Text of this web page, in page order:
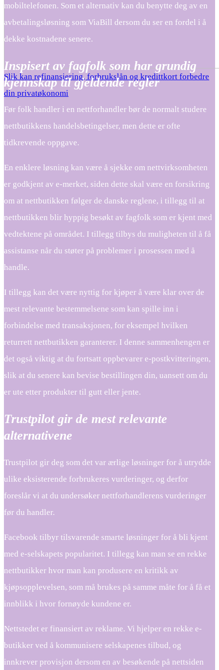
Slik kan refinansiering, forbrukslån og kredittkort forbedre
din privatøkonomi
mobiltelefonen. Som et alternativ kan du benytte deg av en
avbetalingsløsning som ViaBill dersom du ser en fordel i å
dekke kostnadene senere.
Inspisert av fagfolk som har grundig
kjennskap til gjeldende regler
Før folk handler i en nettforhandler bør de normalt studere
nettbutikkens handelsbetingelser, men dette er ofte
tidkrevende oppgave.
En enklere løsning kan være å sjekke om nettvirksomheten
er godkjent av e-merket, siden dette skal være en forsikring
om at nettbutikken følger de danske reglene, i tillegg til at
nettbutikken blir hyppig besøkt av fagfolk som er kjent med
vedtektene på området. I tillegg tilbys du muligheten til å få
assistanse når du støter på problemer i prosessen med å
handle.
I tillegg kan det være nyttig for kjøper å være klar over de
mest relevante bestemmelsene som kan spille inn i
forbindelse med transaksjonen, for eksempel hvilken
returrett nettbutikken garanterer. I denne sammenhengen er
det også viktig at du fortsatt oppbevarer e-postkvitteringen,
slik at du senere kan bevise bestillingen din, uansett om du
er ute etter produkter til gutt eller jente.
Trustpilot gir de mest relevante
alternativene
Trustpilot gir deg som det var ærlige løsninger for å utrydde
ulike eksisterende forbrukeres vurderinger, og derfor
foreslår vi at du undersøker nettforhandlerens vurderinger
før du handler.
Facebook tilbyr tilsvarende smarte løsninger for å bli kjent
med e-selskapets popularitet. I tillegg kan man se en rekke
nettbutikker hvor man kan produsere en kritikk av
kjøpsopplevelsen, som må brukes på samme måte for å få et
innblikk i hvor fornøyde kundene er.
Nettstedet er finansiert av reklame. Vi hjelper en rekke e-
butikker ved å kommunisere selskapenes tilbud, og
innkrever provisjon dersom en av besøkende på nettsiden